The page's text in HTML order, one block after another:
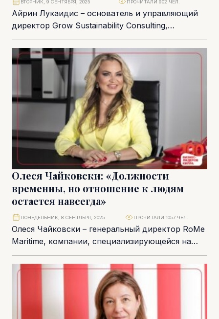
Айрин Лукаидис – основатель и управляющий
директор Grow Sustainability Consulting,
компании, которая помогает организациям
соединить бизнес с ответственностью,
выстроить устойчивую...
ВТОРНИК, 9 СЕНТЯБРЯ, 2025 ПРОЧИТАЛИ 902 ЧЕЛ.
Олеся Чайковски: «Должности
временны, но отношение к людям
остается навсегда»
Олеся Чайковски – генеральный директор RoMe
Maritime, компании, специализирующейся на
управлении экипажами и перевозками
химикатов. В морскую индустрию она пришла...
ПОНЕДЕЛЬНИК, 8 СЕНТЯБРЯ, 2025 ПРОЧИТАЛИ 1057 ЧЕЛ.